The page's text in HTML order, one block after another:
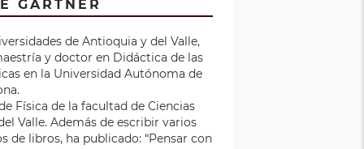
GARTNER
de Antioquia y del Valle,
y doctor en Didáctica de las
en la Universidad Autónoma de
Física de la facultad de Ciencias
Valle. Además de escribir varios
libros, ha publicado: “Pensar con